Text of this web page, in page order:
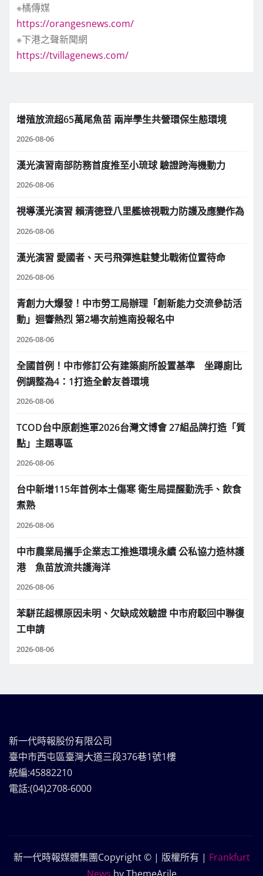
※橘傳媒
https://orangesnews.com/
※下港之聲新聞網
https://tvillagenews.com/
增殖放流超65萬尾魚苗 兩岸學生共營環保生態環境
2026-08-06
漢光演習南部防務首度推至小琉球 驗證跨海機動力
2026-08-06
視導漢光演習 賴清德登八里艦檢視戰力防護及應變作為
2026-08-06
漢光演習 愛國者、天弓飛彈進駐雙北戰術位置待命
2026-08-06
青創力大爆發！中市勞工局辦理「創新能力交流參訪活
動」迴響熱烈 第2場次前進南投報名中
2026-08-06
全國首例！中市修訂公有建築廁所設置基準 坐蹲廁比
例調整為4：1打造全齡友善環境
2026-08-06
TCOD台中原創進軍2026台灣文博會 27組品牌打造「質
點」主題專區
2026-08-06
台中新增115年首例本土傷寒 衛生局提醒勤洗手、飲食
煮熟
2026-08-06
中市農業局攜手企業志工推進環境永續 公私協力造林護
港 魚苗放流共護海洋
2026-08-06
苯駢芘超標原因未明、欠缺成效驗證 中市府駁回中聯復
工申請
2026-08-06
新一代時報股份有限公司
臺中市西屯區臺灣大道三段376巷1號1樓
統編:45882210
電話:(04)2708-6000
新一代時報媒體集團Copyright © | 版權所有 | Frankfurt